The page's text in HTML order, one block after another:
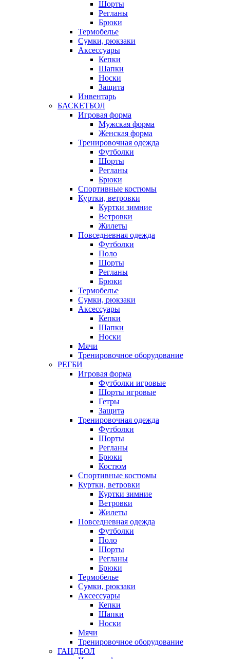
Шорты
Регланы
Брюки
Термобелье
Сумки, рюкзаки
Аксессуары
Кепки
Шапки
Носки
Защита
Инвентарь
БАСКЕТБОЛ
Игровая форма
Мужская форма
Женская форма
Тренировочная одежда
Футболки
Шорты
Регланы
Брюки
Спортивные костюмы
Куртки, ветровки
Куртки зимние
Ветровки
Жилеты
Повседневная одежда
Футболки
Поло
Шорты
Регланы
Брюки
Термобелье
Сумки, рюкзаки
Аксессуары
Кепки
Шапки
Носки
Мячи
Тренировочное оборудование
РЕГБИ
Игровая форма
Футболки игровые
Шорты игровые
Гетры
Защита
Тренировочная одежда
Футболки
Шорты
Регланы
Брюки
Костюм
Спортивные костюмы
Куртки, ветровки
Куртки зимние
Ветровки
Жилеты
Повседневная одежда
Футболки
Поло
Шорты
Регланы
Брюки
Термобелье
Сумки, рюкзаки
Аксессуары
Кепки
Шапки
Носки
Мячи
Тренировочное оборудование
ГАНДБОЛ